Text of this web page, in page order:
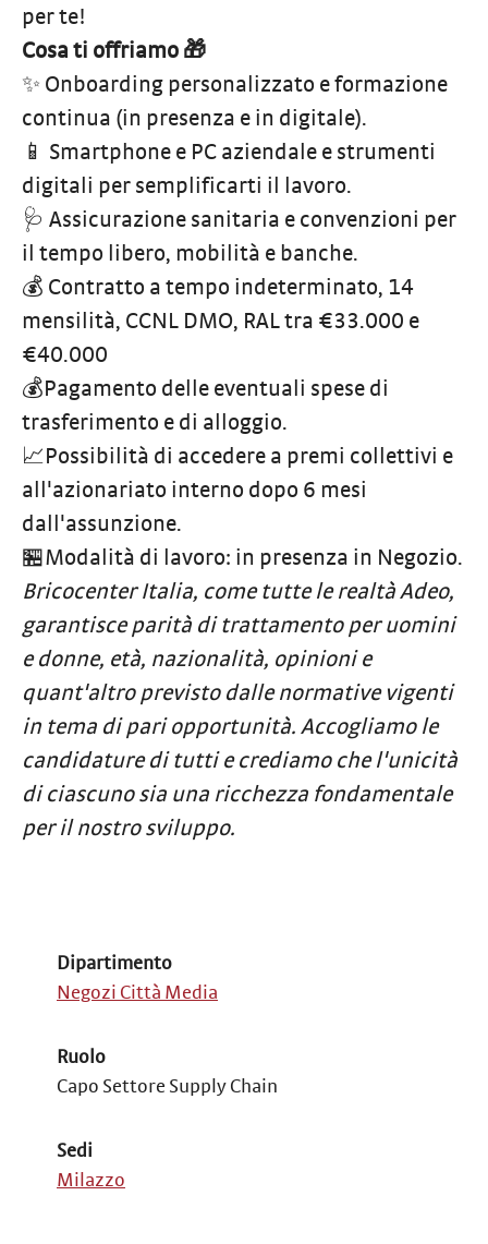
per te!
Cosa ti offriamo 🎁
✨ Onboarding personalizzato e formazione
continua (in presenza e in digitale).
📱 Smartphone e PC aziendale e strumenti
digitali per semplificarti il lavoro.
🩺 Assicurazione sanitaria e convenzioni per
il tempo libero, mobilità e banche.
💰 Contratto a tempo indeterminato, 14
mensilità, CCNL DMO, RAL tra €33.000 e
€40.000
💰Pagamento delle eventuali spese di
trasferimento e di alloggio.
📈Possibilità di accedere a premi collettivi e
all'azionariato interno dopo 6 mesi
dall'assunzione.
🏪Modalità di lavoro: in presenza in Negozio.
Bricocenter Italia, come tutte le realtà Adeo,
garantisce parità di trattamento per uomini
e donne, età, nazionalità, opinioni e
quant'altro previsto dalle normative vigenti
in tema di pari opportunità. Accogliamo le
candidature di tutti e crediamo che l'unicità
di ciascuno sia una ricchezza fondamentale
per il nostro sviluppo.
Dipartimento
Negozi Città Media
Ruolo
Capo Settore Supply Chain
Sedi
Milazzo